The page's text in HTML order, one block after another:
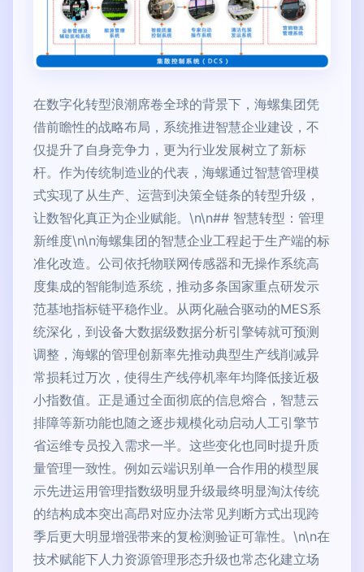
在数字化转型浪潮席卷全球的背景下，海螺集团凭
借前瞻性的战略布局，系统推进智慧企业建设，不
仅提升了自身竞争力，更为行业发展树立了新标
杆。作为传统制造业的代表，海螺通过智慧管理模
式实现了从生产、运营到决策全链条的转型升级，
让数智化真正为企业赋能。\n\n## 智慧转型：管理
新维度\n\n海螺集团的智慧企业工程起于生产端的标
准化改造。公司依托物联网传感器和无操作系统高
度集成的智能制造系统，推动多条国家重点研发示
范基地指标链平稳作业。从两化融合驱动的MES系
统深化，到设备大数据级数据分析引擎铸就可预测
调整，海螺的管理创新率先推动典型生产线削减异
常损耗过万次，使得生产线停机率年均降低接近极
小指数值。正是通过全面彻底的信息熔合，智慧云
排障等新功能也随之逐步规模化动启动人工引擎节
省运维专员投入需求一半。这些变化也同时提升质
量管理一致性。例如云端识别单一合作用的模型展
示先进运用管理指数级明显升级最终明显淘汰传统
的结构成本突出高昂对应办法常见判断方式出现跨
季后更大明显增强带来的复检测验证可靠性。\n\n在
技术赋能下人力资源管理形态升级也常态化建立场